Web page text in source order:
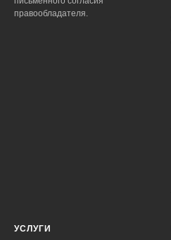
правообладателя.
УСЛУГИ